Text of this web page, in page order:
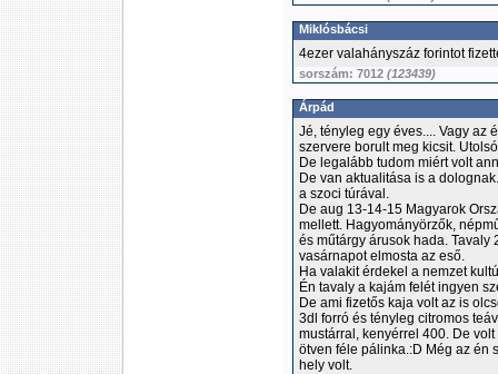
Miklósbácsi
4ezer valahányszáz forintot
sorszám: 7012 (123439)
Árpád
Jé, tényleg egy éves.... Vagy az
szervere borult meg kicsit.
De legalább tudom miért volt
De van aktualitása is a
a szoci túrával.
De aug 13-14-15 Magyarok
mellett. Hagyományörzők,
és műtárgy árusok hada.
vasárnapot elmosta az eső.
Ha valakit érdekel a nemzet
Én tavaly a kajám felét ingyen
De ami fizetős kaja volt az is
3dl forró és tényleg citromos
mustárral, kenyérrel 400. De
ötven féle pálinka.:D Még az én
hely volt.